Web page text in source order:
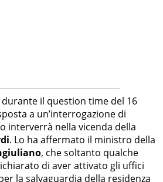
durante il question time del 16
a un’interrogazione di
interverrà nella vicenda della
. Lo ha affermato il ministro della
, che soltanto qualche
di aver attivato gli uffici
la salvaguardia della residenza